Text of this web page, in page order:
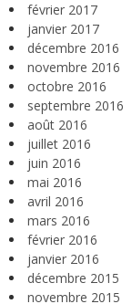
février 2017
janvier 2017
décembre 2016
novembre 2016
octobre 2016
septembre 2016
août 2016
juillet 2016
juin 2016
mai 2016
avril 2016
mars 2016
février 2016
janvier 2016
décembre 2015
novembre 2015